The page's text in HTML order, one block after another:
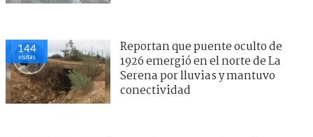
144
visitas
Reportan que puente oculto de
1926 emergió en el norte de La
Serena por lluvias y mantuvo
conectividad